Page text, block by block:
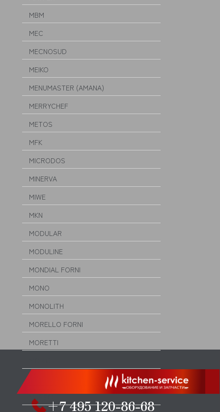
MBM
MEC
MECNOSUD
MEIKO
MENUMASTER (AMANA)
MERRYCHEF
METOS
MFK
MICRODOS
MINERVA
MIWE
MKN
MODULAR
MODULINE
MONDIAL FORNI
MONO
MONOLITH
MORELLO FORNI
MORETTI
MUSSO+7 495 120-86-68